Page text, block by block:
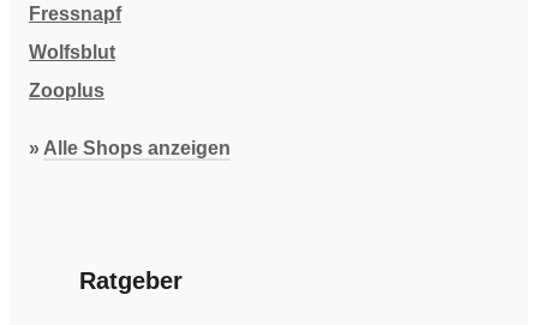
Fressnapf
Wolfsblut
Zooplus
» Alle Shops anzeigen
Ratgeber